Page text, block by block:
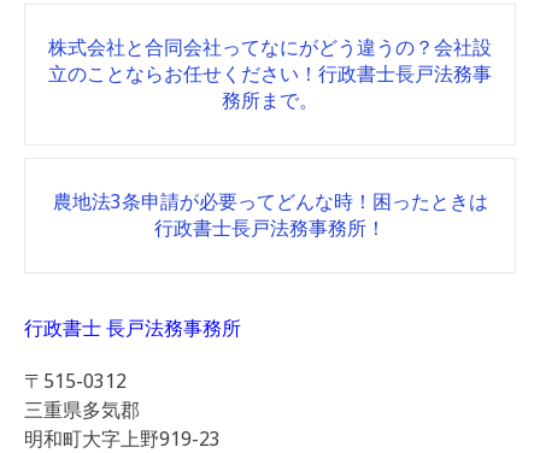
Post
navigation
株式会社と合同会社ってなにがどう違うの？会社設
立のことならお任せください！行政書士長戸法務事
務所まで。
農地法3条申請が必要ってどんな時！困ったときは
行政書士長戸法務事務所！
行政書士 長戸法務事務所
〒515-0312
三重県多気郡
明和町大字上野919-23